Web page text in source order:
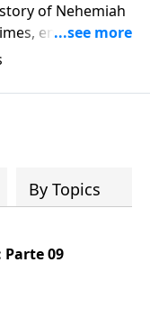
of Nehemiah
encouraging
rebuild the
families,
Learn how
leadership
of faith in this
By Topics
09